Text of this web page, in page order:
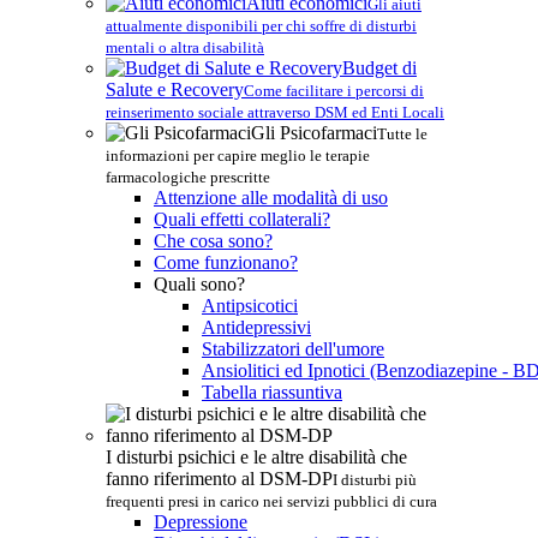
Gli aiuti
attualmente disponibili per chi soffre di disturbi
mentali o altra disabilità
Budget di
Salute e RecoveryCome facilitare i percorsi di
reinserimento sociale attraverso DSM ed Enti Locali
Gli PsicofarmaciTutte le
informazioni per capire meglio le terapie
farmacologiche prescritte
Attenzione alle modalità di uso
Quali effetti collaterali?
Che cosa sono?
Come funzionano?
Quali sono?
Antipsicotici
Antidepressivi
Stabilizzatori dell'umore
Ansiolitici ed Ipnotici (Benzodiazepine -
Tabella riassuntiva
I disturbi psichici e le altre disabilità che
fanno riferimento al DSM-DPI disturbi più
frequenti presi in carico nei servizi pubblici di cura
Depressione